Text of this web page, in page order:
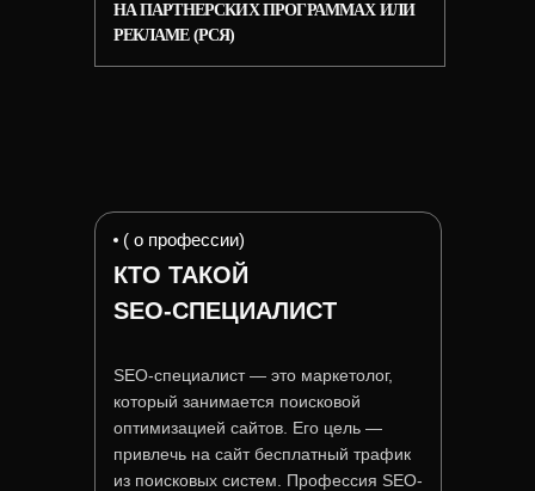
НА ПАРТНЕРСКИХ ПРОГРАММАХИЛИ
РЕКЛАМЕ (РСЯ)
( о профессии)
КТО ТАКОЙ
SEO-СПЕЦИАЛИСТ
SEO-специалист — это маркетолог,
который занимается поисковой
оптимизацией сайтов. Его цель —
привлечь на сайт бесплатный трафик
из поисковых систем. Профессия SEO-